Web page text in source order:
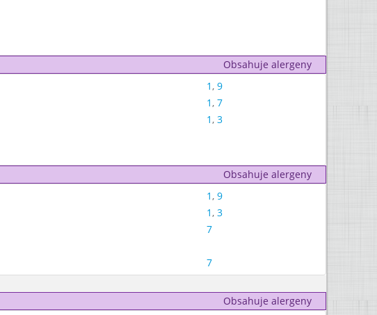
Obsahuje alergeny
1, 9
1, 7
1, 3
Obsahuje alergeny
1, 9
1, 3
7
7
Obsahuje alergeny